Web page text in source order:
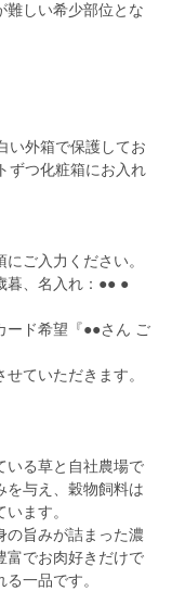
難しい希少部位とな
い外箱で保護してお
ずつ化粧箱にお入れ
ご入力ください。
、名入れ：●● ●
ド希望『●●さん ご
ていただきます。
いる草と自社農場で
を与え、穀物飼料は
ます。
の旨みが詰まった濃
富でお肉好きだけで
一品です。